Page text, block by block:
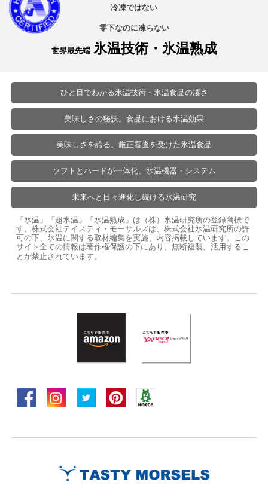
冷凍ではない
零下なのに凍らない
世界最先端 氷温技術・氷温熟成
ひと目でわかる氷温技術・氷温食品の凄さ
美味しさの秘訣。食品における氷温効果
美味しさを誇る。厳正審査を受けた氷温食品
ソフトとハードが一体化。氷温機器・システム
未来へと日々進化し続ける氷温研究
「氷温」「超氷温」「氷温熟成」は（株）氷温研究所の登録商標で
す。株式会社テイスティ・モーサルズは、株式会社氷温研究所の許
可の下、氷温に関する取材編集を実施、内容掲載しています。この
サイト全ての情報は著作権保護の下にあり、無断複製。活用するこ
とが禁止されています。